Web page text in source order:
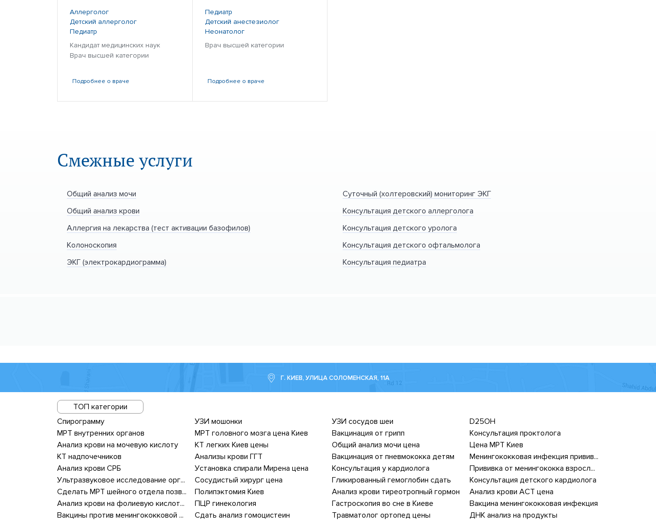
Аллерголог
Детский аллерголог
Педиатр
Кандидат медицинских наук
Врач высшей категории
Подробнее о враче
Педиатр
Детский анестезиолог
Неонатолог
Врач высшей категории
Подробнее о враче
Смежные услуги
Общий анализ мочи
Общий анализ крови
Аллергия на лекарства (тест активации базофилов)
Колоноскопия
ЭКГ (электрокардиограмма)
Суточный (холтеровский) мониторинг ЭКГ
Консультация детского аллерголога
Консультация детского уролога
Консультация детского офтальмолога
Консультация педиатра
Г. КИЕВ, УЛИЦА СОЛОМЕНСКАЯ, 11А
ТОП категории
Спирограмму
УЗИ мошонки УЗИ сосудов шеи
D25OH
МРТ внутренних органов
МРТ головного мозга цена Киев Вакцинация от грипп
Консультация проктолога
Анализ крови на мочевую кислоту
КТ легких Киев цены Общий анализ мочи цена
Цена МРТ Киев
КТ надпочечников
Анализы крови ГГТ Вакцинация от пневмококка детям
Менингококковая инфекция прививка
Анализ крови СРБ
Установка спирали Мирена цена Консультация у кардиолога
Прививка от менингококка взрослым
Ультразвуковое исследование органов мошонки
Сосудистый хирург цена Гликированный гемоглобин сдать
Консультация детского кардиолога
Сделать МРТ шейного отдела позвоночника цена
Полипэктомия Киев Анализ крови тиреотропный гормон
Анализ крови АСТ цена
Анализ крови на фолиевую кислоту цена
ПЦР гинекология Гастроскопия во сне в Киеве
Вакцина менингококковая инфекция
Вакцины против менингококковой инфекции
Сдать анализ гомоцистеин Травматолог ортопед цены ДНК анализ на продукты